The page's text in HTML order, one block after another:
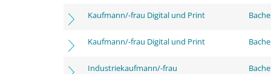
Kaufmann/-frau Digital und Print
Kaufmann/-frau Digital und Print
Industriekaufmann/-frau